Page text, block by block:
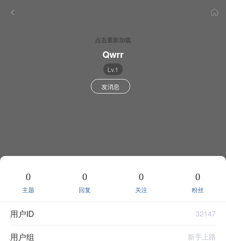
点击重新加载
Qwrr
Lv.1
发消息
0
主题
0
回复
0
关注
0
粉丝
用户ID 32147
用户组 新手上路